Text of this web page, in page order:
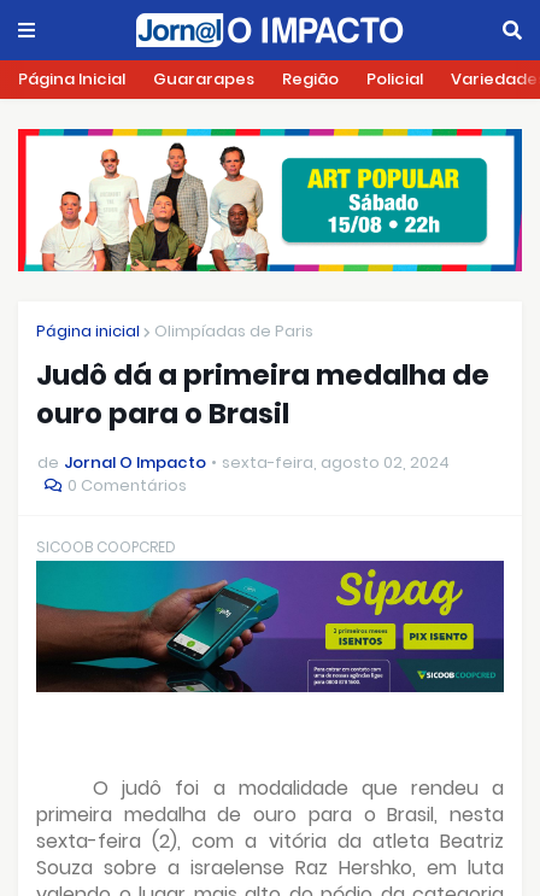
Página Inicial Guararapes Região Policial
Página inicial Olimpíadas de Paris
Judô dá a primeira medalha de
ouro para o Brasil
de Jornal O Impacto
sexta-feira, agosto 02, 2024
0 Comentários
SICOOB COOPCRED
O judô foi a modalidade que rendeu a
primeira medalha de ouro para o Brasil, nesta
sexta-feira (2), com a vitória da atleta Beatriz
Souza sobre a israelense Raz Hershko, em luta